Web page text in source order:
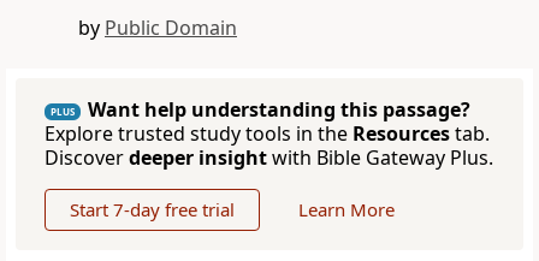
by Public Domain
PLUS
Want help understanding this passage?
Explore trusted study tools in the Resourcestab.
Discoverdeeper insightwith Bible Gateway Plus.
Start 7-day free trial Learn More